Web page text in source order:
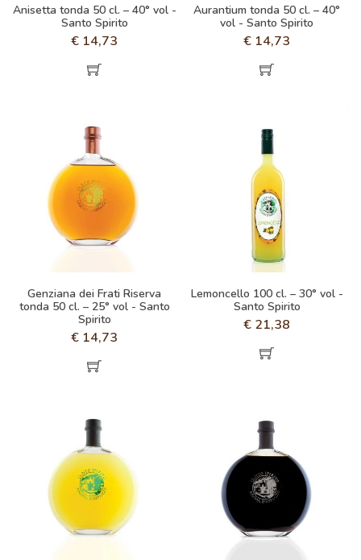
Anisetta tonda 50 cl. – 40° vol -
Santo Spirito
€ 14,73
Aurantium tonda 50 cl. – 40°
vol - Santo Spirito
€ 14,73
Genziana dei Frati Riserva
tonda 50 cl. – 25° vol - Santo
Spirito
€ 14,73
Lemoncello 100 cl. – 30° vol -
Santo Spirito
€ 21,38